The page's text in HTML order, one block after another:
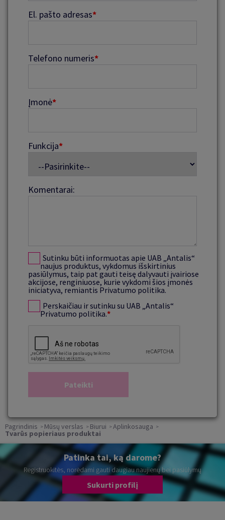
El. pašto adresas*
Telefono numeris*
Įmonė*
Funkcija*
Komentarai:
Sutinku būti informuotas apie UAB „Antalis“
naujus produktus, vykdomus išskirtinius
pasiūlymus, taip pat gauti teisę dalyvauti įvairiose
akcijose, renginiuose, kurie vykdomi šios įmonės
iniciatyva, remiantis Privatumo politika.
Perskaičiau ir sutinku su UAB „Antalis“
Privatumo politika.*
Pagrindinis Mūsų verslas Biurui Aplinkosauga
Tvarūs popieriaus produktai
Patinka tai, ką darome?
Registruokitės, norėdami gauti daugiau naujienų bei pasiūlymų
Sukurti profilį